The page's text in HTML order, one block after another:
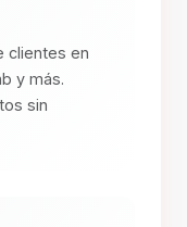
clientes en
y más.
sin